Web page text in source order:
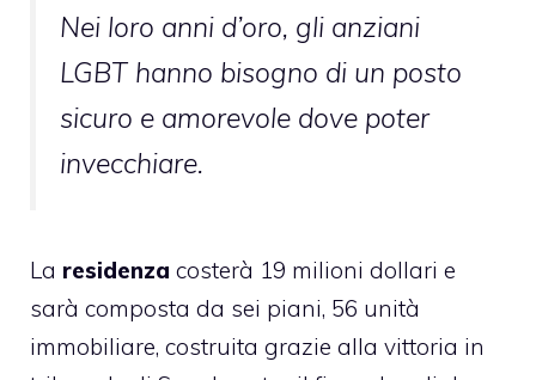
Nei loro anni d’oro, gli anziani
LGBT hanno bisogno di un posto
sicuro e amorevole dove poter
invecchiare.
La residenza costerà 19 milioni dollari e
sarà composta da sei piani, 56 unità
immobiliare, costruita grazie alla vittoria in